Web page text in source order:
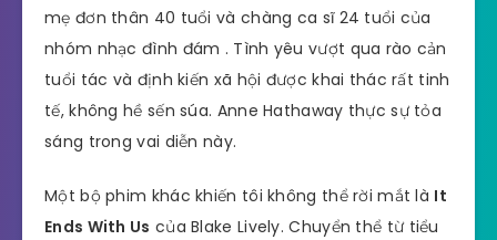
mẹ đơn thân 40 tuổi và chàng ca sĩ 24 tuổi của
nhóm nhạc đình đám . Tình yêu vượt qua rào cản
tuổi tác và định kiến xã hội được khai thác rất tinh
tế, không hề sến súa. Anne Hathaway thực sự tỏa
sáng trong vai diễn này.
Một bộ phim khác khiến tôi không thể rời mắt là It
Ends With Us của Blake Lively. Chuyển thể từ tiểu